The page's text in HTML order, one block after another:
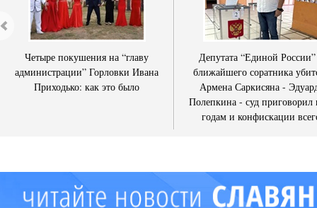
Четыре покушения на “главу
администрации” Горловки Ивана
Приходько: как это было
Депутата “Единой
ближайшего соратника
Армена Саркисяна -
Полепкина - суд приговорил
годам и конфискации